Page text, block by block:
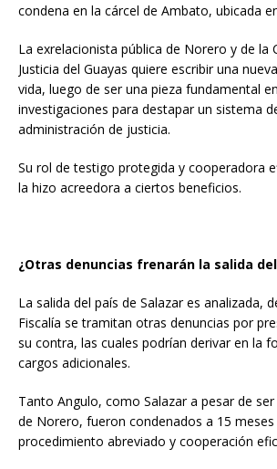
condena en la cárcel de Ambato, ubicada
La exrelacionista pública de Norero y de la
Justicia del Guayas quiere escribir una
vida, luego de ser una pieza fundamental
investigaciones para destapar un sistema
administración de justicia.
Su rol de testigo protegida y cooperadora
la hizo acreedora a ciertos beneficios.
¿Otras denuncias frenarán la salida
La salida del país de Salazar es analizada,
Fiscalía se tramitan otras denuncias por
su contra, las cuales podrían derivar en la
cargos adicionales.
Tanto Angulo, como Salazar a pesar de ser
de Norero, fueron condenados a 15
procedimiento abreviado y cooperación